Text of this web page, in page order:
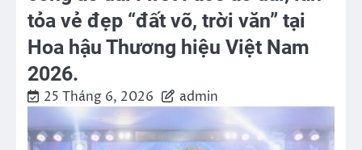
tỏa vẻ đẹp “đất võ, trời văn” tại
Hoa hậu Thương hiệu Việt Nam
2026.
25 Tháng 6, 2026 admin